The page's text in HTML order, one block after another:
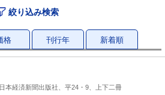
絞り込み検索
格 刊行年 新着順
本経済新聞出版社、平24・9、上下二冊